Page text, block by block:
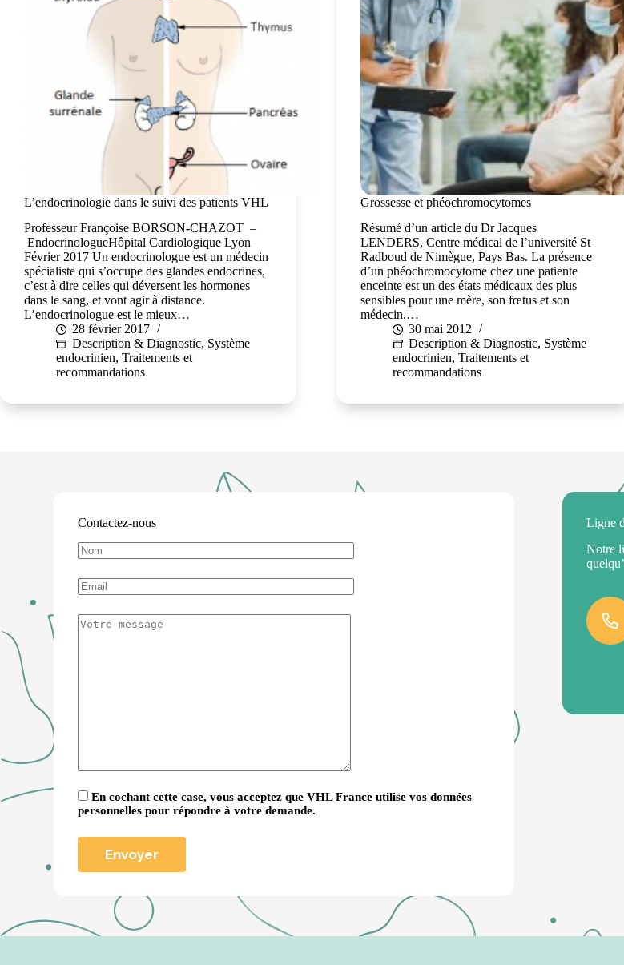
L’endocrinologie dans le suivi des patients VHL
Professeur Françoise BORSON-CHAZOT –
EndocrinologueHôpital Cardiologique Lyon
Février 2017 Un endocrinologue est un médecin
spécialiste qui s’occupe des glandes endocrines,
c’est à dire celles qui déversent les hormones
dans le sang, et vont agir à distance.
L’endocrinologue est le mieux…
28 février 2017
Description & Diagnostic, Système
endocrinien, Traitements et
recommandations
Grossesse et phéochromocytomes
Résumé d’un article du Dr Jacques
LENDERS, Centre médical de l’université St
Radboud de Nimègue, Pays Bas. La présence
d’un phéochromocytome chez une patiente
enceinte est un des états médicaux des plus
sensibles pour une mère, son fœtus et son
médecin.…
30 mai 2012
Description & Diagnostic, Système
endocrinien, Traitements et
recommandations
Contactez-nous
En cochant cette case, vous acceptez que VHL France utilise vos données
personnelles pour répondre à votre demande.
Ligne
Notre